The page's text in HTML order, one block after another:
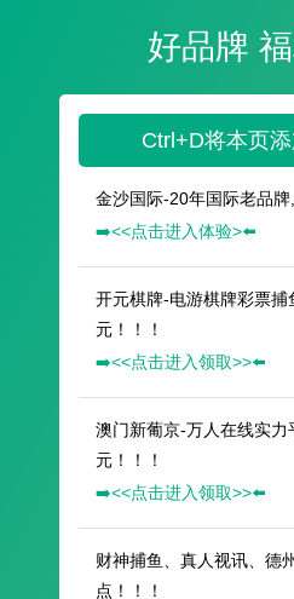
好品牌
Ctrl+D将本页
金沙国际-20年国际老品牌
➡️<<点击进入体验>⬅️
开元棋牌-电游棋牌彩票
元！！！
➡️<<点击进入领取>>⬅️
澳门新葡京-万人在线实力
元！！！
➡️<<点击进入领取>>⬅️
财神捕鱼、真人视讯、德
点！！！